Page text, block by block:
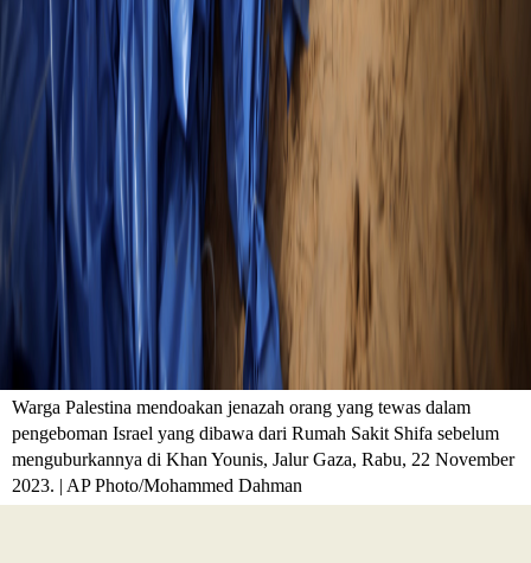
Warga Palestina mendoakan jenazah orang yang tewas dalam
pengeboman Israel yang dibawa dari Rumah Sakit Shifa sebelum
menguburkannya di Khan Younis, Jalur Gaza, Rabu, 22 November
2023. | AP Photo/Mohammed Dahman